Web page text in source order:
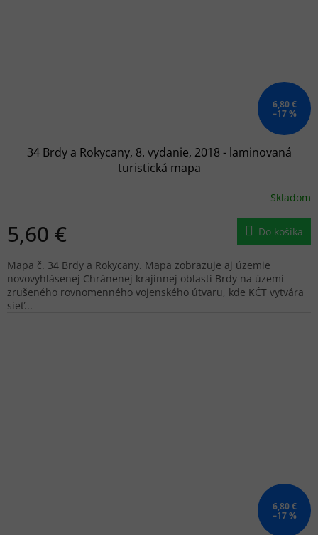
6,80 €
–17 %
34 Brdy a Rokycany, 8. vydanie, 2018 - laminovaná
turistická mapa
Skladom
5,60 € Do košíka
Mapa č. 34 Brdy a Rokycany. Mapa zobrazuje aj územie
novovyhlásenej Chránenej krajinnej oblasti Brdy na území
zrušeného rovnomenného vojenského útvaru, kde KČT vytvára
sieť...
6,80 €
–17 %